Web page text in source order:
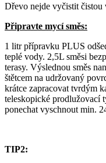
Dřevo nejde vyčistit čistou
Připravte mycí směs:
1 litr přípravku PLUS
teplé vody. 2,5L směsi
terasy. Výslednou směs
štětcem na udržovaný
krátce zapracovat tvrdým
teleskopické prodlužovací
ponechat vyschnout min.
TIP2: